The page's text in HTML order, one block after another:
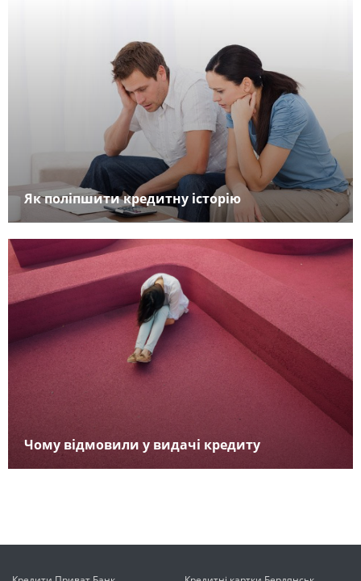
Як поліпшити кредитну історію
Чому відмовили у видачі кредиту